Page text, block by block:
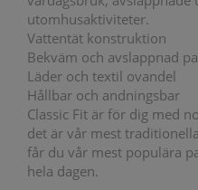
utomhusaktiviteter.
Vattentät konstruktion
Bekväm och avslappnad
Läder och textil ovandel
Hållbar och andningsbar
Classic Fit är för dig med
det är vår mest
får du vår mest populära
hela dagen.